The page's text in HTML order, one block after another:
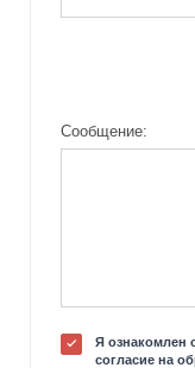
Сообщение:
Я ознакомлен
согласие на